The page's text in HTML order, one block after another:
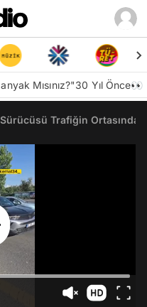
Mısınız?"30 Yıl Önce👀
Trafiğin Ortasında